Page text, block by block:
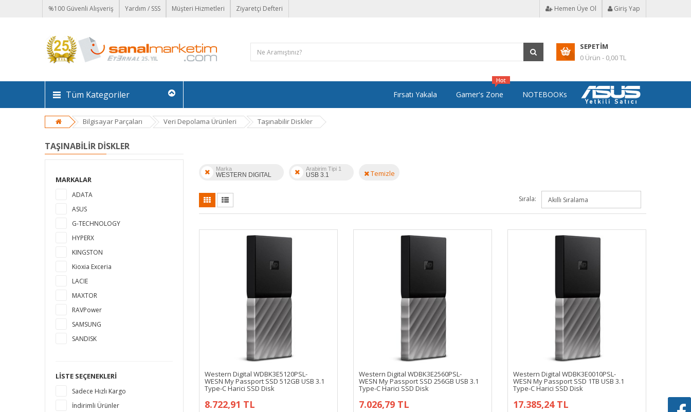
%100 Güvenli Alışveriş Yardım / SSS Müşteri Hizmetleri Ziyaretçi Defteri Hemen Üye Ol Giriş Yap
SEPETIM
0 Ürün - 0,00 TL
Tüm Kategoriler Fırsatı Yakala Gamer's Zone NOTEBOOKs
Bilgisayar Parçaları Veri Depolama Ürünleri Taşınabilir Diskler
TAŞINABILIR DISKLER
MARKALAR
ADATA
ASUS
G-TECHNOLOGY
HYPERX
KINGSTON
Kioxia Exceria
LACIE
MAXTOR
RAVPower
SAMSUNG
SANDISK
WESTERN DIGITAL
LISTE SEÇENEKLERI
Sadece Hızlı Kargo
İndirimli Ürünler
Marka
WESTERN DIGITAL
Arabirim Tipi 1
USB 3.1 Temizle
Sırala:
Western Digital WDBK3E5120PSL-
WESN My Passport SSD 512GB USB 3.1
Type-C Harici SSD Disk
8.722,91 TL
Western Digital WDBK3E2560PSL-
WESN My Passport SSD 256GB USB 3.1
Type-C Harici SSD Disk
7.026,79 TL
Western Digital WDBK3E0010PSL-
WESN My Passport SSD 1TB USB 3.1
Type-C Harici SSD Disk
17.385,24 TL